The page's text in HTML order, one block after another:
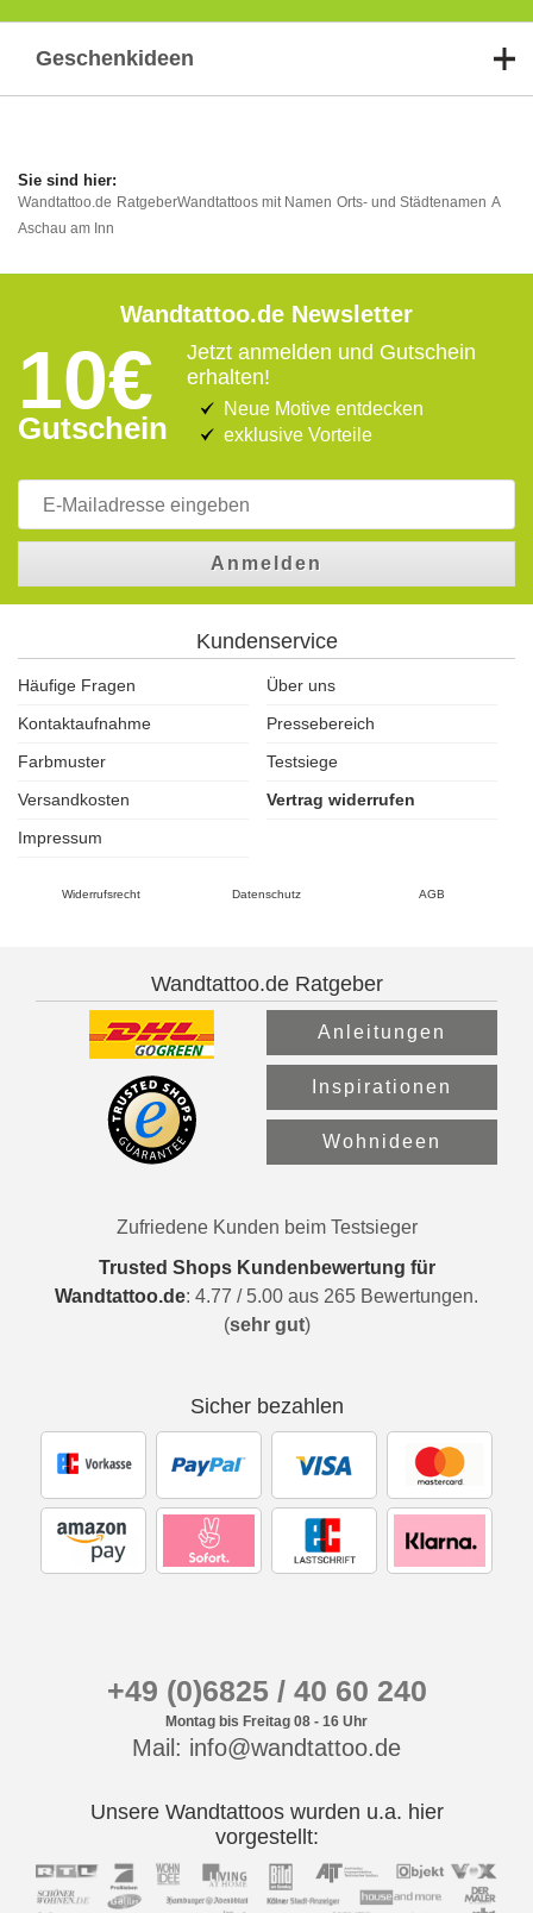
Geschenkideen
Wandtattoo.de RatgeberWandtattoos mit Namen Orts- und Städtenamen A
Aschau am Inn
Wandtattoo.de Newsletter
10€
Gutschein
Jetzt anmelden und Gutschein
erhalten!
Neue Motive entdecken
exklusive Vorteile
Anmelden
Kundenservice
Häufige Fragen
Über uns
Kontaktaufnahme
Pressebereich
Farbmuster
Testsiege
Versandkosten
Vertrag widerrufen
Impressum
Widerrufsrecht Datenschutz AGB
Wandtattoo.de Ratgeber
Anleitungen
Inspirationen
Wohnideen
Zufriedene Kunden beim Testsieger
Trusted Shops Kundenbewertung für
Wandtattoo.de: 4.77 / 5.00 aus 265 Bewertungen.
(sehr gut)
Sicher bezahlen
+49 (0)6825 / 40 60 240
Montag bis Freitag 08 - 16 Uhr
Mail: info@wandtattoo.de
Unsere Wandtattoos wurden u.a. hier
vorgestellt: